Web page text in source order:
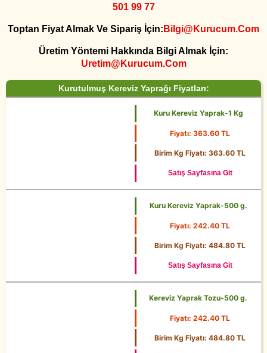
501 99 77
Toptan Fiyat Almak Ve Sipariş İçin:Bilgi@kurucum.com
Üretim Yöntemi Hakkında Bilgi Almak İçin:
Uretim@kurucum.com
Kurutulmuş Kereviz Yaprağı Fiyatları:
Kuru Kereviz Yaprak-1 Kg
Fiyatı: 363.60 TL
Birim Kg Fiyatı: 363.60 TL
Satış Sayfasına Git
Kuru Kereviz Yaprak-500 g.
Fiyatı: 242.40 TL
Birim Kg Fiyatı: 484.80 TL
Satış Sayfasına Git
Kereviz Yaprak Tozu-500 g.
Fiyatı: 242.40 TL
Birim Kg Fiyatı: 484.80 TL